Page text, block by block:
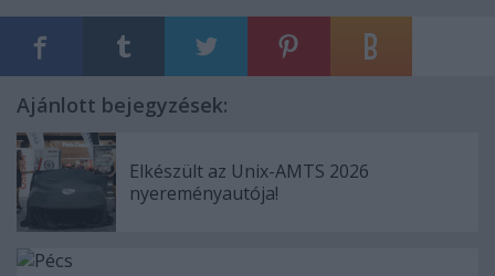
Ajánlott bejegyzések:
Elkészült az Unix-AMTS 2026
nyereményautója!